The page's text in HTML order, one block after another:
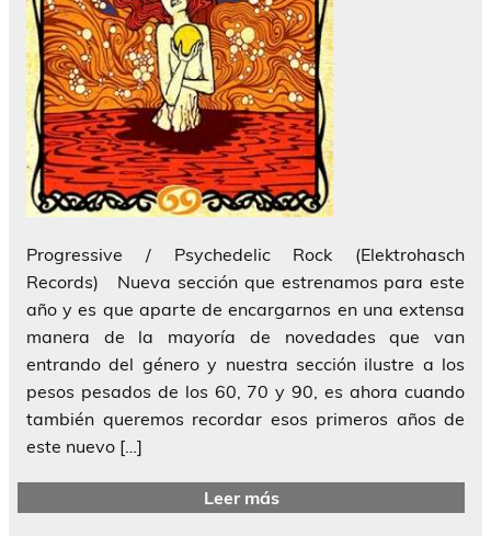
Progressive / Psychedelic Rock (Elektrohasch
Records) Nueva sección que estrenamos para este
año y es que aparte de encargarnos en una extensa
manera de la mayoría de novedades que van
entrando del género y nuestra sección ilustre a los
pesos pesados de los 60, 70 y 90, es ahora cuando
también queremos recordar esos primeros años de
este nuevo […]
Leer más